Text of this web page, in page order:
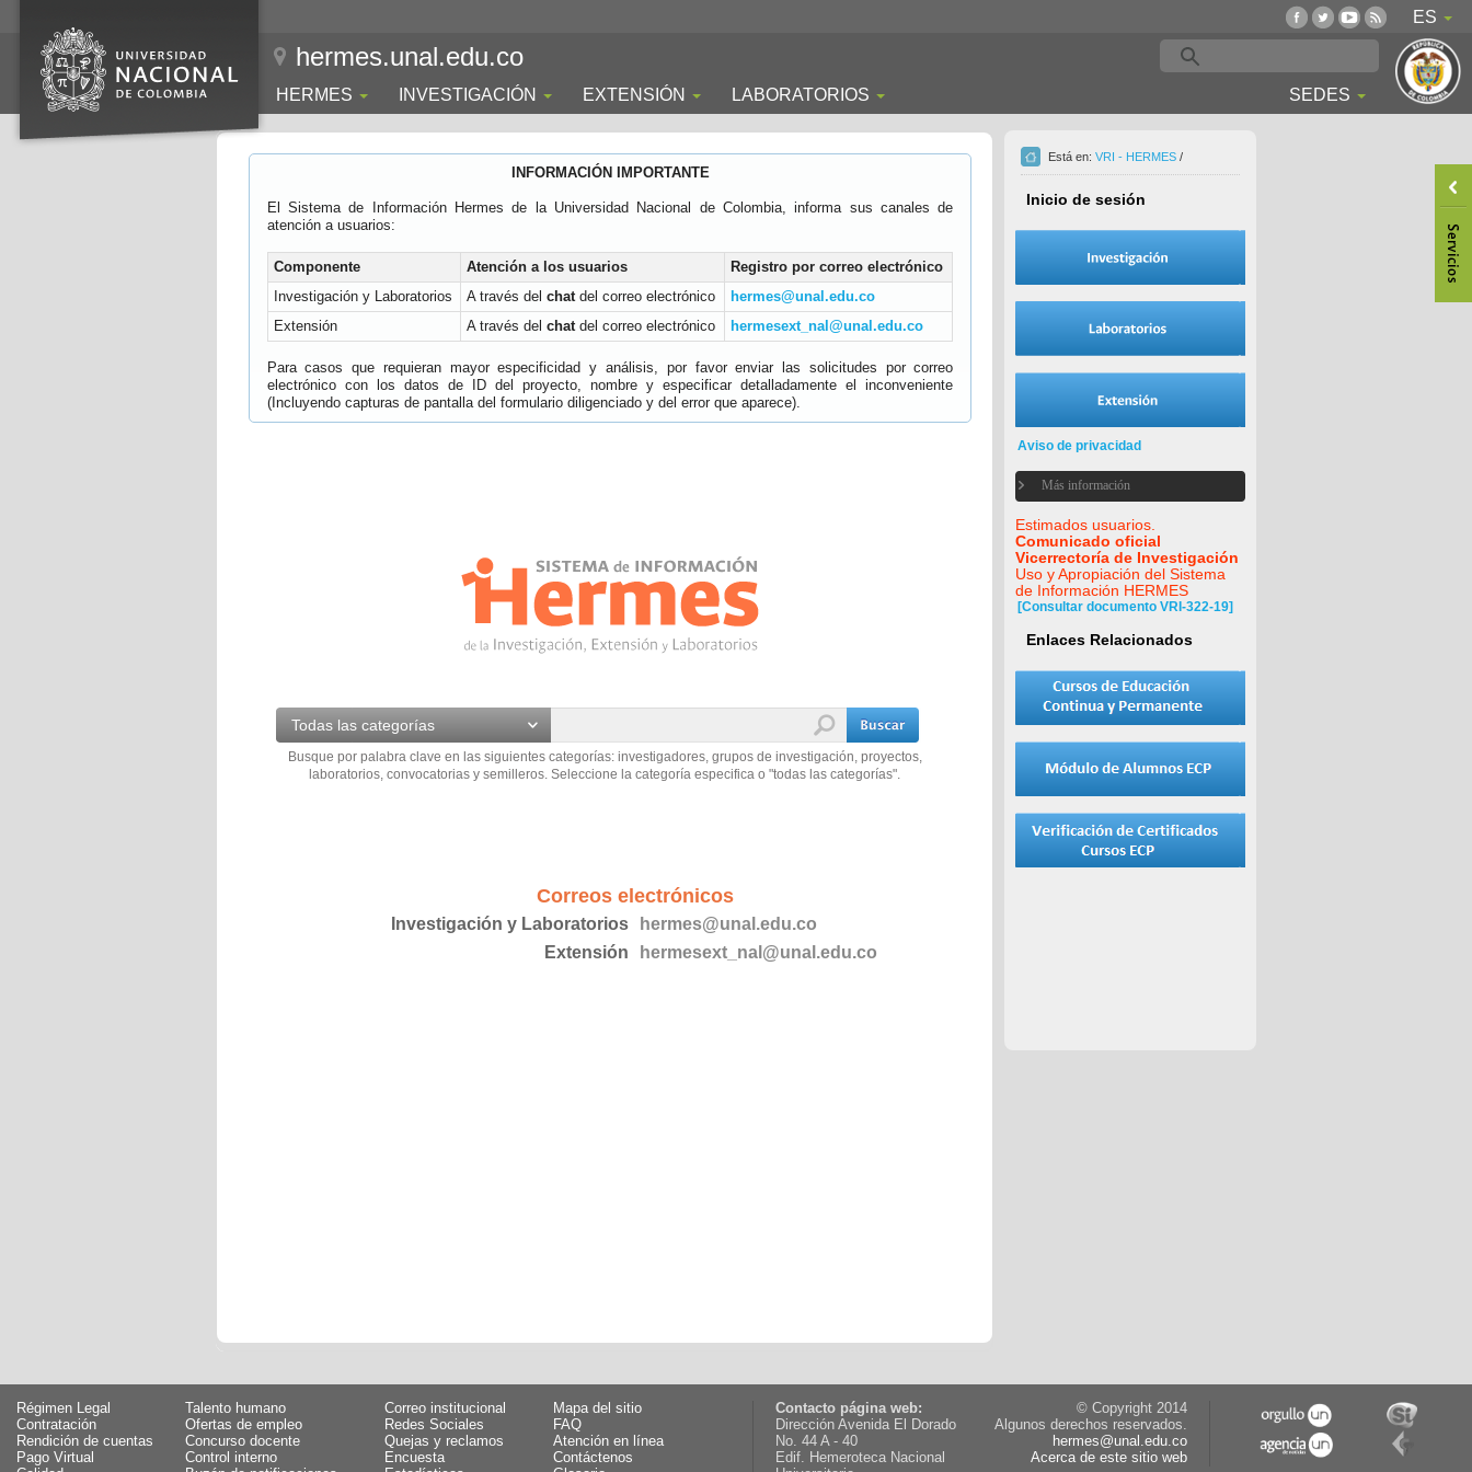
ES
hermes.unal.edu.co
HERMES INVESTIGACIÓN EXTENSIÓN LABORATORIOS SEDES
INFORMACIÓN IMPORTANTE
El Sistema de Información Hermes de la Universidad Nacional de Colombia, informa sus canales de
atención a usuarios:
Componente Atención a los usuarios
Registro por correo electrónico
Investigación y Laboratorios
A través del chatdel correo electrónico
hermes@unal.edu.co
Extensión
A través del chatdel correo electrónico hermesext_nal@unal.edu.co
Para casos que requieran mayor especificidad y análisis, por favor enviar las solicitudes por correo
electrónico con los datos de ID del proyecto, nombre y especificar detalladamente el inconveniente
(Incluyendo capturas de pantalla del formulario diligenciado y del error que aparece).
Todas las categorías
Busque por palabra clave en las siguientes categorías: investigadores, grupos de investigación, proyectos,
laboratorios, convocatorias y semilleros. Seleccione la categoría especifica o "todas las categorías".
Correos electrónicos
Investigación y Laboratorios
hermes@unal.edu.co
Extensión
hermesext_nal@unal.edu.co
Está en: VRI - HERMES /
Inicio de sesión
Aviso de privacidad
Más información
Estimados usuarios.
Comunicado oficial
Vicerrectoría de Investigación
Uso y Apropiación del Sistema
de Información HERMES
[Consultar documento VRI-322-19]
Enlaces Relacionados
Régimen Legal
Talento humano
Contratación
Ofertas de empleo
Rendición de cuentas
Concurso docente
Pago Virtual
Control interno
Correo institucional
Mapa del sitio
Redes Sociales
FAQ
Quejas y reclamos
Atención en línea
Encuesta
Contáctenos
Contacto página web:
Dirección Avenida El Dorado
No. 44 A - 40
Edif. Hemeroteca Nacional
© Copyright 2014
Algunos derechos reservados.
hermes@unal.edu.co
Acerca de este sitio web